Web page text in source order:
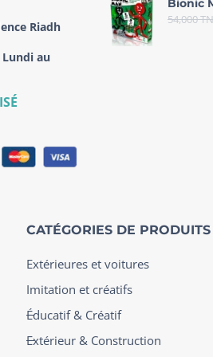
Riadh
au
Bionic
54,000
CATÉGORIES DE PRODUITS
Extérieures et voitures
Imitation et créatifs
Éducatif & Créatif
Extérieur & Construction